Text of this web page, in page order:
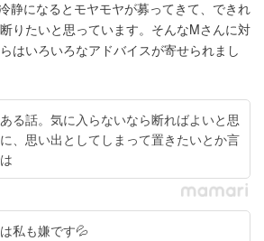
静になるとモヤモヤが募ってきて、できれ
りたいと思っています。そんなMさんに対
はいろいろなアドバイスが寄せられまし
る話。気に入らないなら断ればよいと思
、思い出としてしまって置きたいとか言
私も嫌です💦